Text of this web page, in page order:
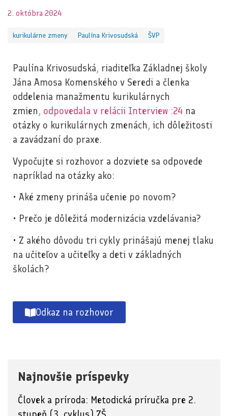
2. októbra 2024
kurikulárne zmeny Paulína Krivosudská ŠVP
Paulína Krivosudská, riaditeľka Základnej školy
Jána Amosa Komenského v Seredi a členka
oddelenia manažmentu kurikulárnych
zmien, odpovedala v relácii Interview :24 na
otázky o kurikulárnych zmenách, ich dôležitosti
a zavádzaní do praxe.
Vypočujte si rozhovor a dozviete sa odpovede
napríklad na otázky ako:
• Aké zmeny prináša učenie po novom?
• Prečo je dôležitá modernizácia vzdelávania?
• Z akého dôvodu tri cykly prinášajú menej tlaku
na učiteľov a učiteľky a deti v základných
školách?
Odkaz na rozhovor
Najnovšie príspevky
Človek a príroda: Metodická príručka pre 2.